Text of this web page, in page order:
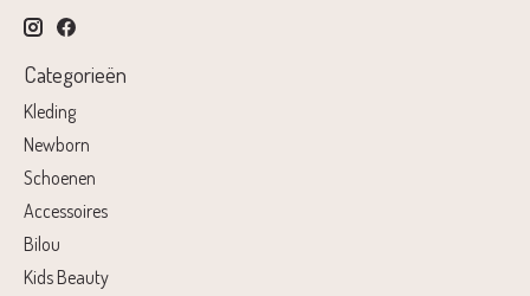
Categorieën
Kleding
Newborn
Schoenen
Accessoires
Bilou
Kids Beauty